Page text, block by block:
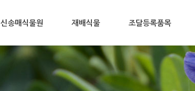
신송매식물원 재배식물 조달등록품목